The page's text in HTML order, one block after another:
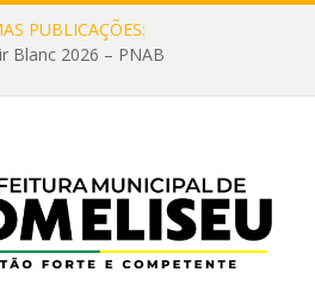
PUBLICAÇÕES:
Blanc 2026 – PNAB